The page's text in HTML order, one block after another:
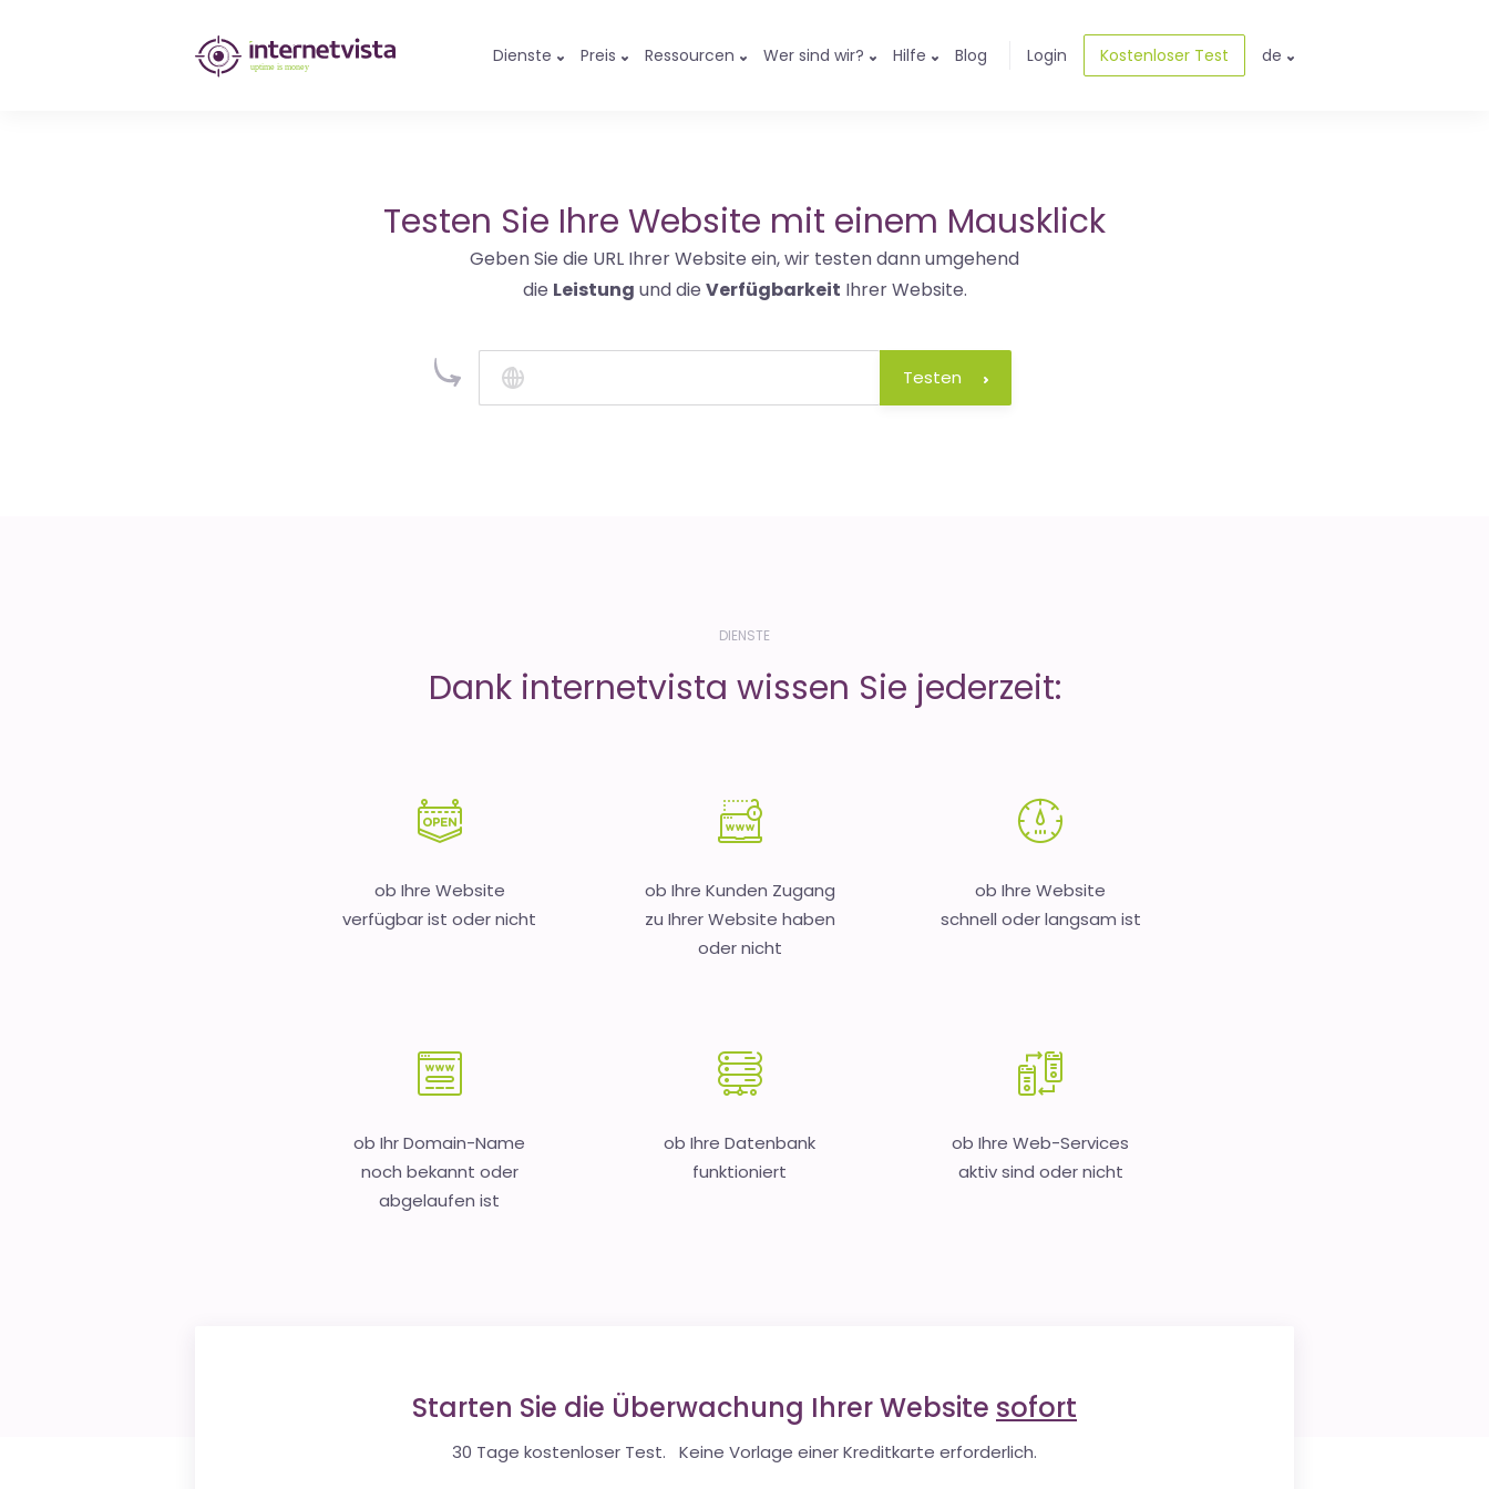
internetvista
Dienste Preis Ressourcen Wer sind wir? Hilfe Blog Login Kostenloser Test de
Testen Sie Ihre Website mit einem Mausklick
Geben Sie die URL Ihrer Website ein, wir testen dann umgehend
die Leistung und die Verfügbarkeit Ihrer Website.
Testen
DIENSTE
Dank internetvista wissen Sie jederzeit:
ob Ihre Website
verfügbar ist oder nicht
ob Ihre Kunden Zugang
zu Ihrer Website haben
oder nicht
ob Ihre Website
schnell oder langsam ist
ob Ihr Domain-Name
noch bekannt oder
abgelaufen ist
ob Ihre Datenbank
funktioniert
ob Ihre Web-Services
aktiv sind oder nicht
Starten Sie die Überwachung Ihrer Website sofort
30 Tage kostenloser Test. Keine Vorlage einer Kreditkarte erforderlich.